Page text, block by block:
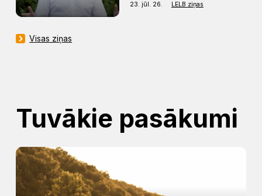
23. jūl. 26. LELB ziņas
Visas ziņas
Tuvākie pasākumi